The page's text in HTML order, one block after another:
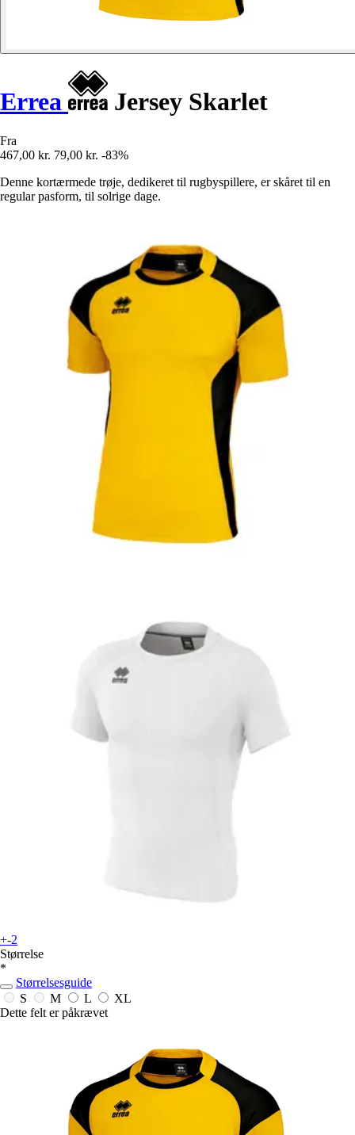
Errea Jersey Skarlet
Fra
467,00 kr. 79,00 kr. -83%
Denne kortærmede trøje, dedikeret til rugbyspillere, er skåret til en
regular pasform, til solrige dage.
+-2
Størrelse
*
Størrelsesguide
S
M L
XL
Dette felt er påkrævet